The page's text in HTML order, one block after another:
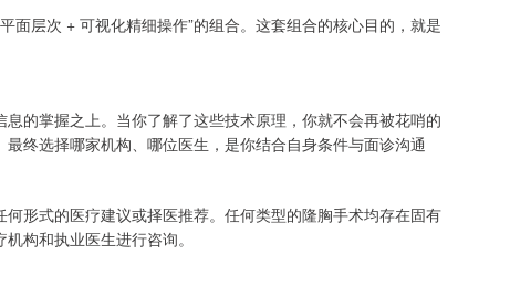
面层次 + 可视化精细操作”的组合。这套组合的核心目的，就是
的掌握之上。当你了解了这些技术原理，你就不会再被花哨的
终选择哪家机构、哪位医生，是你结合自身条件与面诊沟通
形式的医疗建议或择医推荐。任何类型的隆胸手术均存在固有
构和执业医生进行咨询。